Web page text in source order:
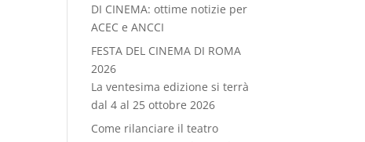
DI CINEMA: ottime notizie per
ACEC e ANCCI
FESTA DEL CINEMA DI ROMA
2026
La ventesima edizione si terrà
dal 4 al 25 ottobre 2026
Come rilanciare il teatro